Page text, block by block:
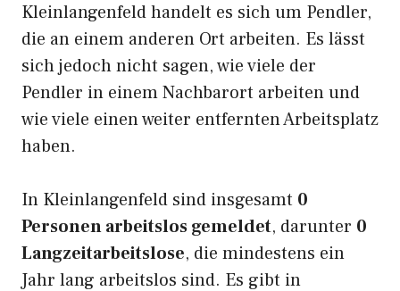
Kleinlangenfeld handelt es sich um Pendler,
die an einem anderen Ort arbeiten. Es lässt
sich jedoch nicht sagen, wie viele der
Pendler in einem Nachbarort arbeiten und
wie viele einen weiter entfernten Arbeitsplatz
haben.
In Kleinlangenfeld sind insgesamt 0
Personen arbeitslos gemeldet, darunter 0
Langzeitarbeitslose, die mindestens ein
Jahr lang arbeitslos sind. Es gibt in